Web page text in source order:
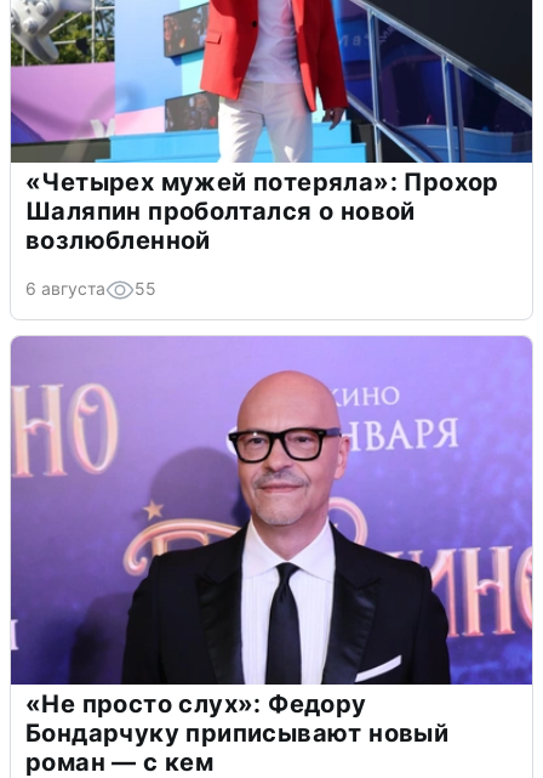
«Четырех мужей потеряла»: Прохор
Шаляпин проболтался о новой
возлюбленной
6 августа 55
«Не просто слух»: Федору
Бондарчуку приписывают новый
роман — с кем